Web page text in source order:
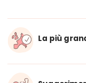
La più